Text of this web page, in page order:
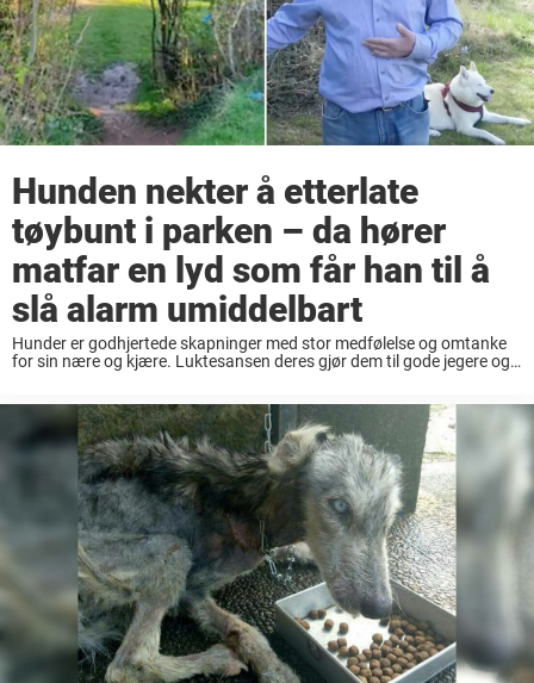
Hunden nekter å etterlate
tøybunt i parken – da hører
matfar en lyd som får han til å
slå alarm umiddelbart
Hunder er godhjertede skapninger med stor medfølelse og omtanke
for sin nære og kjære. Luktesansen deres gjør dem til gode jegere og